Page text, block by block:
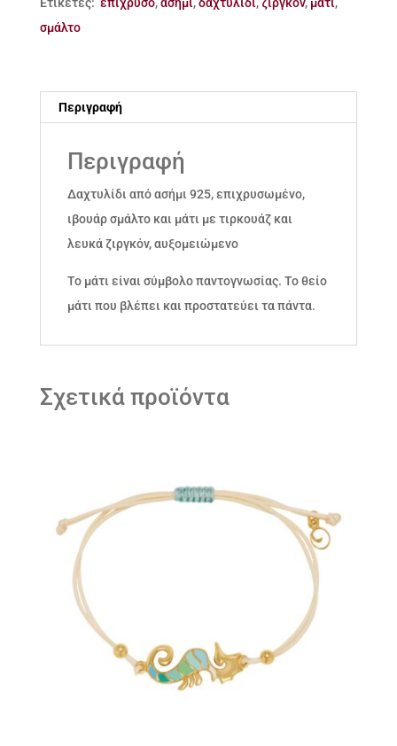
σμάλτο
και
ζιργκόν
Ετικέτες: επίχρυσο,ασήμι,δαχτυλίδι,ζιργκόν, μάτι,
σμάλτο
Περιγραφή
Περιγραφή
Δαχτυλίδι από ασήμι 925, επιχρυσωμένο,
ιβουάρ σμάλτο και μάτι με τιρκουάζ και
λευκά ζιργκόν, αυξομειώμενο
Το μάτι είναι σύμβολο παντογνωσίας. Το θείο
μάτι που βλέπει και προστατεύει τα πάντα.
Σχετικά προϊόντα